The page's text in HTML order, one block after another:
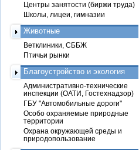
Центры занятости (биржи труда)
Школы, лицеи, гимназии
Животные
Ветклиники, СББЖ
Птичьи рынки
Благоустройство и экология
Административно-технические
инспекции (ОАТИ, Гостехнадзор)
ГБУ "Автомобильные дороги"
Особо охраняемые природные
территории
Охрана окружающей среды и
природопользование